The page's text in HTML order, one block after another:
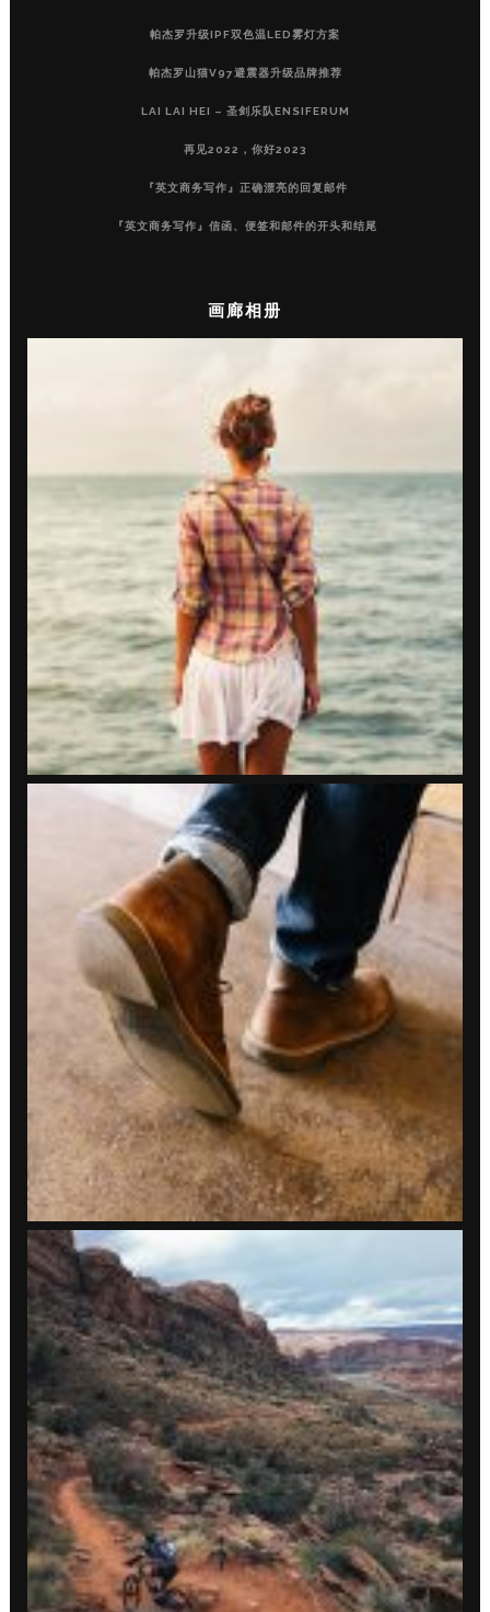
帕杰罗升级IPF双色温LED雾灯方案
帕杰罗山猫V97避震器升级品牌推荐
LAI LAI HEI – 圣剑乐队ENSIFERUM
再见2022，你好2023
『英文商务写作』正确漂亮的回复邮件
『英文商务写作』信函、便签和邮件的开头和结尾
画廊相册